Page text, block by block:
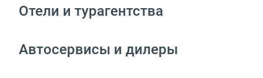
Отели и турагентства
Автосервисы и дилеры